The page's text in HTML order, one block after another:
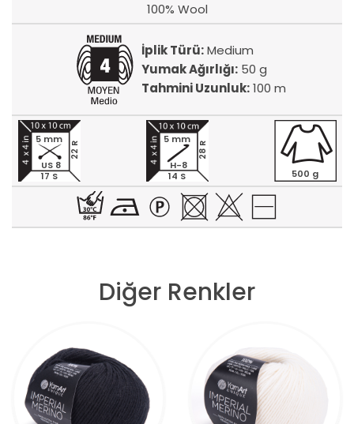
100% Wool
İplik Türü:Medium
Yumak Ağırlığı:50 g
Tahmini Uzunluk:100 m
17 S
22 R
5 mm
US 8
14 S
28 R
5 mm
H-8
500 g
Diğer Renkler